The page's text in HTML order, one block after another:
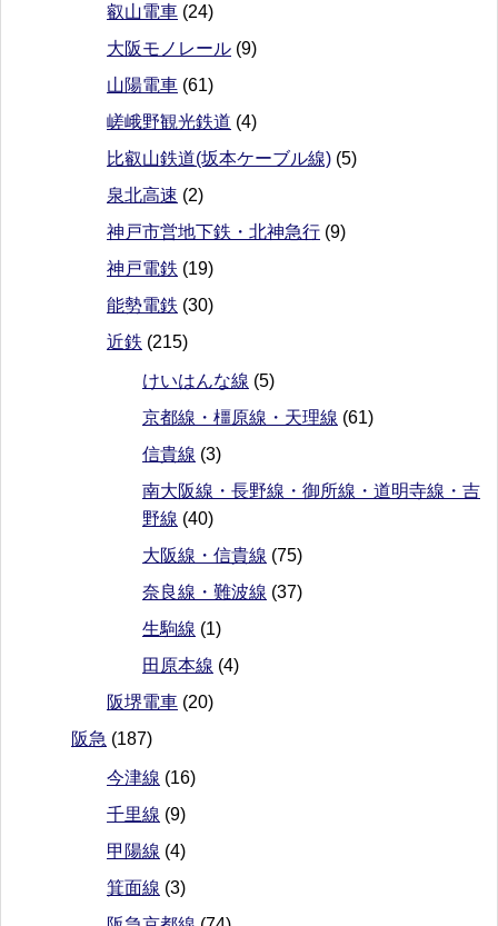
叡山電車 (24)
大阪モノレール (9)
山陽電車 (61)
嵯峨野観光鉄道 (4)
比叡山鉄道(坂本ケーブル線) (5)
泉北高速 (2)
神戸市営地下鉄・北神急行 (9)
神戸電鉄 (19)
能勢電鉄 (30)
近鉄 (215)
けいはんな線 (5)
京都線・橿原線・天理線 (61)
信貴線 (3)
南大阪線・長野線・御所線・道明寺線・吉
野線 (40)
大阪線・信貴線 (75)
奈良線・難波線 (37)
生駒線 (1)
田原本線 (4)
阪堺電車 (20)
阪急 (187)
今津線 (16)
千里線 (9)
甲陽線 (4)
箕面線 (3)